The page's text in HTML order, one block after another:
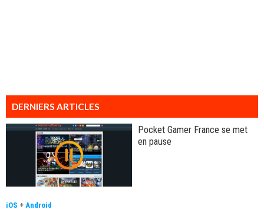
DERNIERS ARTICLES
Pocket Gamer France se met
en pause
iOS + Android